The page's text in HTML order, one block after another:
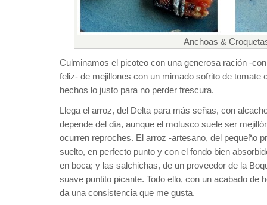
Anchoas &
Culminamos el picoteo con una generosa ración -
feliz- de mejillones con un mimado sofrito de tomate
hechos lo justo para no perder frescura.
Llega el arroz, del Delta para más señas, con
depende del día, aunque el molusco suele ser
ocurren reproches. El arroz -artesano, del pequeño
suelto, en perfecto punto y con el fondo bien
en boca; y las salchichas, de un proveedor de la
suave puntito picante. Todo ello, con un acabado de
da una consistencia que me gusta.